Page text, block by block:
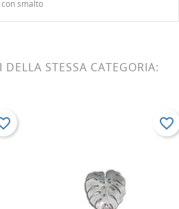
smalto
STESSA CATEGORIA: